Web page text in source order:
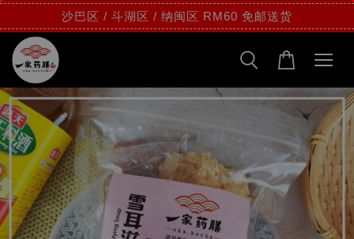
沙巴区 / 斗湖区 / 纳闽区 RM60 免邮送货